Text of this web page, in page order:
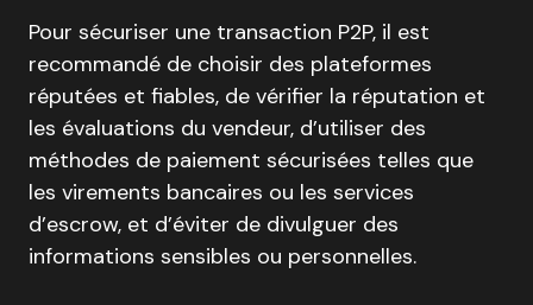
Pour sécuriser une transaction P2P, il est
recommandé de choisir des plateformes
réputées et fiables, de vérifier la réputation et
les évaluations du vendeur, d’utiliser des
méthodes de paiement sécurisées telles que
les virements bancaires ou les services
d’escrow, et d’éviter de divulguer des
informations sensibles ou personnelles.